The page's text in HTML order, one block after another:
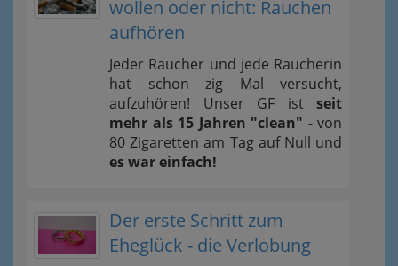
wollen oder nicht: Rauchen
aufhören
Jeder Raucher und jede Raucherin
hat schon zig Mal versucht,
aufzuhören! Unser GF ist seit
mehr als 15 Jahren "clean" - von
80 Zigaretten am Tag auf Null und
es war einfach!
Der erste Schritt zum
Eheglück - die Verlobung